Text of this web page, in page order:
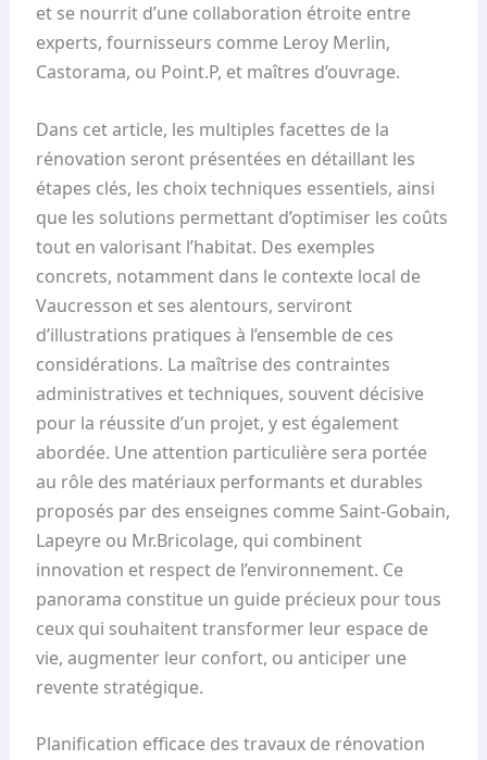
et se nourrit d’une collaboration étroite entre
experts, fournisseurs comme Leroy Merlin,
Castorama, ou Point.P, et maîtres d’ouvrage.
Dans cet article, les multiples facettes de la
rénovation seront présentées en détaillant les
étapes clés, les choix techniques essentiels, ainsi
que les solutions permettant d’optimiser les coûts
tout en valorisant l’habitat. Des exemples
concrets, notamment dans le contexte local de
Vaucresson et ses alentours, serviront
d’illustrations pratiques à l’ensemble de ces
considérations. La maîtrise des contraintes
administratives et techniques, souvent décisive
pour la réussite d’un projet, y est également
abordée. Une attention particulière sera portée
au rôle des matériaux performants et durables
proposés par des enseignes comme Saint-Gobain,
Lapeyre ou Mr.Bricolage, qui combinent
innovation et respect de l’environnement. Ce
panorama constitue un guide précieux pour tous
ceux qui souhaitent transformer leur espace de
vie, augmenter leur confort, ou anticiper une
revente stratégique.
Planification efficace des travaux de rénovation